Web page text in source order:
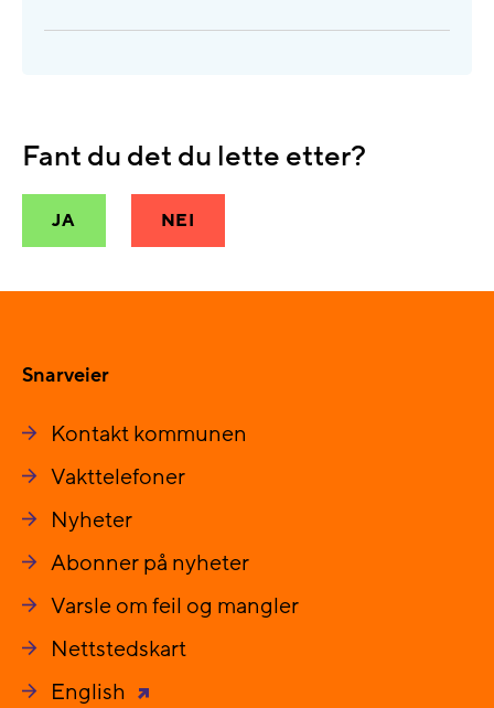
Fant du det du lette etter?
JA NEI
Snarveier
Kontakt kommunen
Vakttelefoner
Nyheter
Abonner på nyheter
Varsle om feil og mangler
Nettstedskart
English